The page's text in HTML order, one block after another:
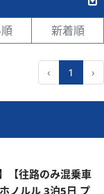
新着順
‹ 1 ›
【往路のみ混乗車
ノルル 3泊5日 プ